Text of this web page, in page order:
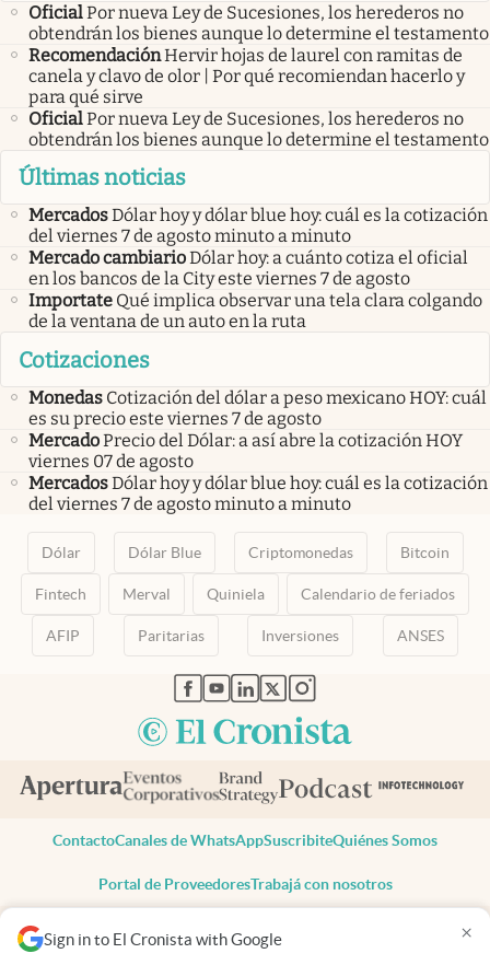
Sign in to El Cronista with Google ×
OficialPor nueva Ley de Sucesiones, los herederos no
obtendrán los bienes aunque lo determine el testamento
RecomendaciónHervir hojas de laurel con ramitas de
canela y clavo de olor | Por qué recomiendan hacerlo y
para qué sirve
OficialPor nueva Ley de Sucesiones, los herederos no
obtendrán los bienes aunque lo determine el testamento
Últimas noticias
MercadosDólar hoy y dólar blue hoy: cuál es la cotización
del viernes 7 de agosto minuto a minuto
Mercado cambiarioDólar hoy: a cuánto cotiza el oficial
en los bancos de la City este viernes 7 de agosto
Importate Qué implica observar una tela clara colgando
de la ventana de un auto en la ruta
Cotizaciones
Monedas Cotización del dólar a peso mexicano HOY: cuál
es su precio este viernes 7 de agosto
MercadoPrecio del Dólar: a así abre la cotización HOY
viernes 07 de agosto
MercadosDólar hoy y dólar blue hoy: cuál es la cotización
del viernes 7 de agosto minuto a minuto
Dólar Dólar Blue Criptomonedas Bitcoin
Fintech Merval Quiniela Calendario de feriados
AFIP Paritarias Inversiones ANSES
abre en nueva pestaña
abre en nueva pestaña
abre en nueva pestaña
abre en nueva pestaña
abre en nueva pestaña
ContactoCanales de WhatsAppSuscribiteQuiénes Somos
Portal de ProveedoresTrabajá con nosotros
Todos los derechos reservados